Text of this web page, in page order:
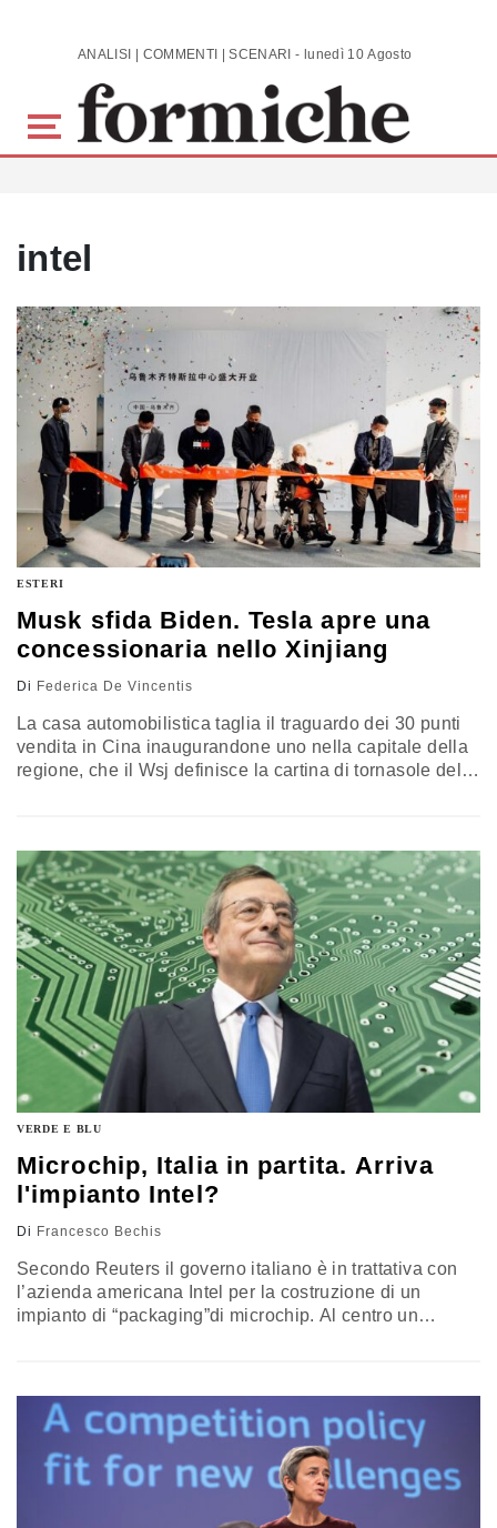
Skip to main content ANALISI | COMMENTI | SCENARI - lunedì 10 Agosto 2026
intel
ESTERI
Musk sfida Biden. Tesla apre una
concessionaria nello Xinjiang
Di Federica De Vincentis
La casa automobilistica taglia il traguardo dei 30 punti
vendita in Cina inaugurandone uno nella capitale della
regione, che il Wsj definisce la cartina di tornasole delle
VERDE E BLU
Microchip, Italia in partita. Arriva
l'impianto Intel?
Di Francesco Bechis
Secondo Reuters il governo italiano è in trattativa con
l’azienda americana Intel per la costruzione di un
impianto di “packaging”di microchip. Al centro un